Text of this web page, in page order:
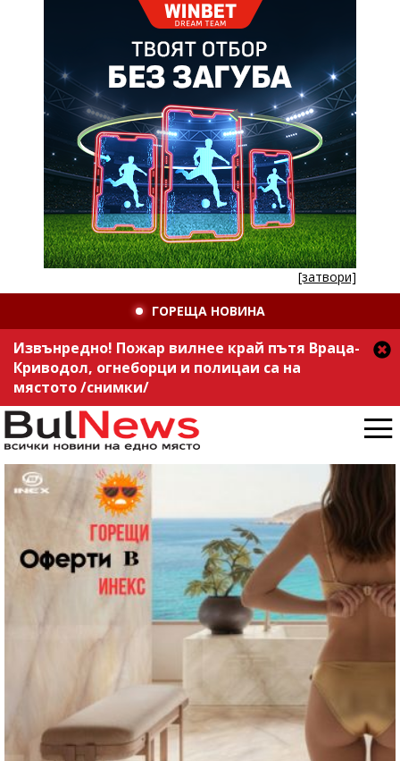
[затвори]
ГОРЕЩА НОВИНА
Извънредно! Пожар вилнее край пътя Враца-
Криводол, огнеборци и полицаи са на
мястото /снимки/